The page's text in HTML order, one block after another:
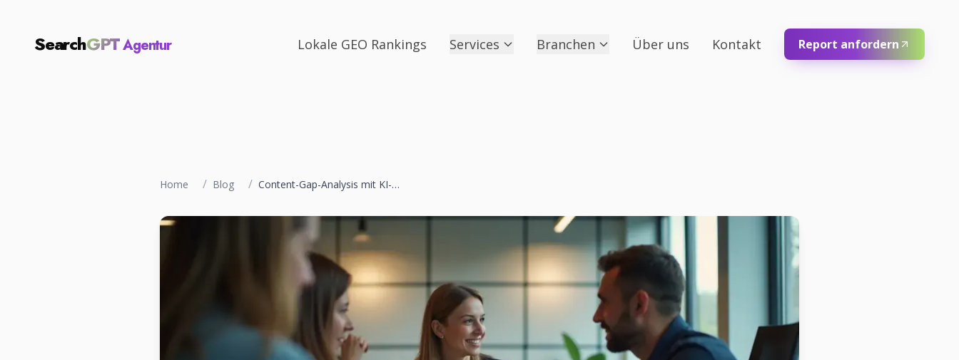
SearchGPTAgentur Lokale GEO Rankings Services Branchen Über uns Kontakt Report anfordern
Home / Blog / Content-Gap-Analysis mit KI-Tools